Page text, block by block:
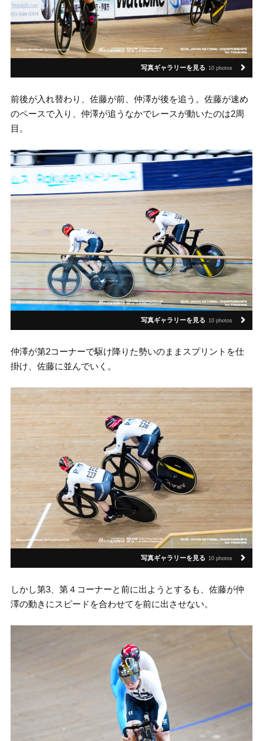
写真ギャラリーを見る 10 photos
前後が入れ替わり、佐藤が前、仲澤が後を追う。佐藤が速め
のペースで入り、仲澤が追うなかでレースが動いたのは2周
目。
写真ギャラリーを見る 10 photos
仲澤が第2コーナーで駆け降りた勢いのままスプリントを仕
掛け、佐藤に並んでいく。
写真ギャラリーを見る 10 photos
しかし第3、第４コーナーと前に出ようとするも、佐藤が仲
澤の動きにスピードを合わせてを前に出させない。